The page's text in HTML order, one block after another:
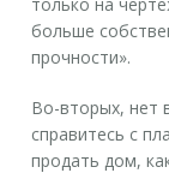
больше
прочности».
Во-вторых, нет
справитесь с
продать дом,